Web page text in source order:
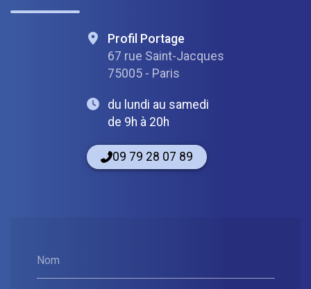
Nom
Profil Portage
67 rue Saint-Jacques
75005 - Paris
du lundi au samedi
de 9h à 20h
09 79 28 07 89